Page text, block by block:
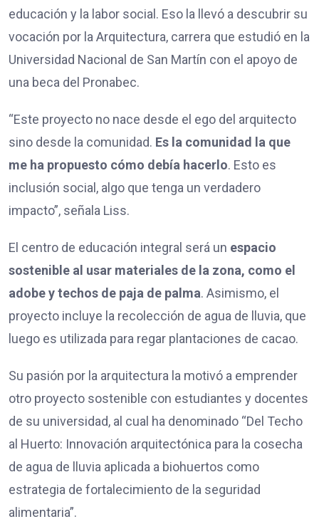
educación y la labor social. Eso la llevó a descubrir su
vocación por la Arquitectura, carrera que estudió en la
Universidad Nacional de San Martín con el apoyo de
una beca del Pronabec.
“Este proyecto no nace desde el ego del arquitecto
sino desde la comunidad. Es la comunidad la que
me ha propuesto cómo debía hacerlo. Esto es
inclusión social, algo que tenga un verdadero
impacto”, señala Liss.
El centro de educación integral será un espacio
sostenible al usar materiales de la zona, como el
adobe y techos de paja de palma. Asimismo, el
proyecto incluye la recolección de agua de lluvia, que
luego es utilizada para regar plantaciones de cacao.
Su pasión por la arquitectura la motivó a emprender
otro proyecto sostenible con estudiantes y docentes
de su universidad, al cual ha denominado “Del Techo
al Huerto: Innovación arquitectónica para la cosecha
de agua de lluvia aplicada a biohuertos como
estrategia de fortalecimiento de la seguridad
alimentaria”.